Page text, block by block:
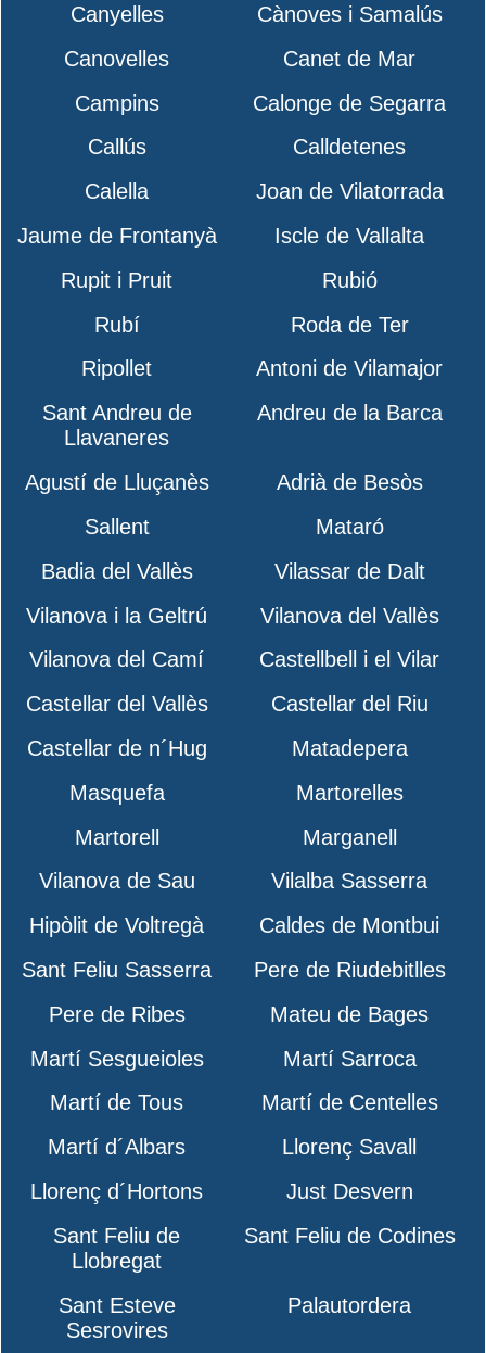
Canyelles
Cànoves i Samalús
Canovelles
Canet de Mar
Campins
Calonge de Segarra
Callús
Calldetenes
Calella
Joan de Vilatorrada
Jaume de Frontanyà
Iscle de Vallalta
Rupit i Pruit
Rubió
Rubí
Roda de Ter
Ripollet
Antoni de Vilamajor
Sant Andreu de
Llavaneres
Andreu de la Barca
Agustí de Lluçanès
Adrià de Besòs
Sallent
Mataró
Badia del Vallès
Vilassar de Dalt
Vilanova i la Geltrú
Vilanova del Vallès
Vilanova del Camí
Castellbell i el Vilar
Castellar del Vallès
Castellar del Riu
Castellar de n´Hug
Matadepera
Masquefa
Martorelles
Martorell
Marganell
Vilanova de Sau
Vilalba Sasserra
Hipòlit de Voltregà
Caldes de Montbui
Sant Feliu Sasserra
Pere de Riudebitlles
Pere de Ribes
Mateu de Bages
Martí Sesgueioles
Martí Sarroca
Martí de Tous
Martí de Centelles
Martí d´Albars
Llorenç Savall
Llorenç d´Hortons
Just Desvern
Sant Feliu de
Llobregat
Sant Feliu de Codines
Sant Esteve
Sesrovires
Palautordera